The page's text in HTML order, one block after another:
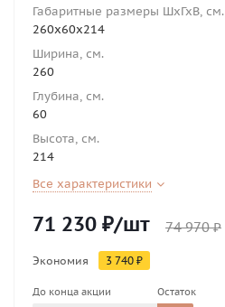
Габаритные размеры ШхГхВ, см.
260х60х214
Ширина, см.
260
Глубина, см.
60
Высота, см.
214
Все характеристики
71 230 ₽/шт 74 970₽
Экономия 3 740 ₽
До конца акции Остаток